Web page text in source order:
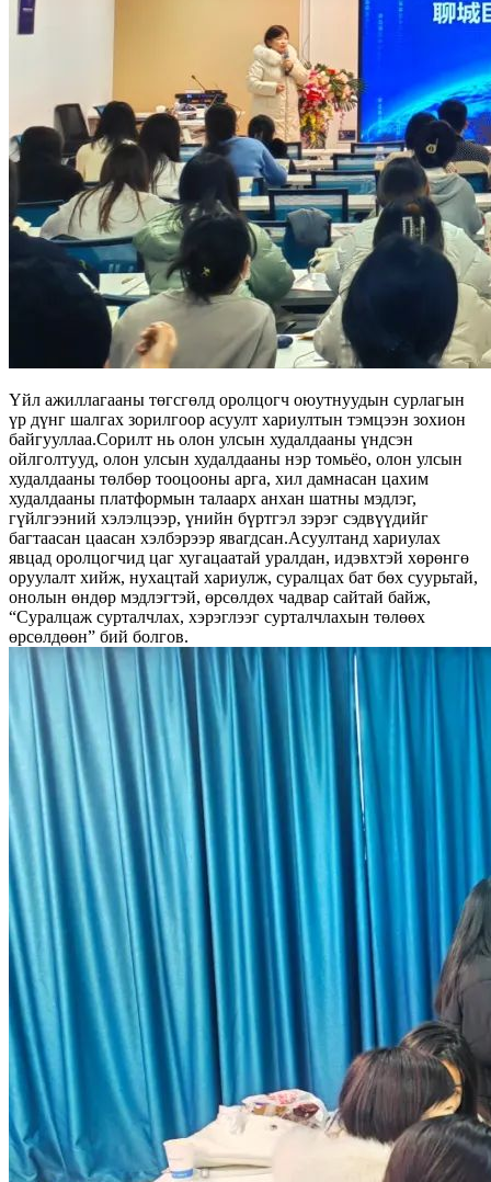
Үйл ажиллагааны төгсгөлд оролцогч оюутнуудын сурлагын
үр дүнг шалгах зорилгоор асуулт хариултын тэмцээн зохион
байгууллаа.Сорилт нь олон улсын худалдааны үндсэн
ойлголтууд, олон улсын худалдааны нэр томьёо, олон улсын
худалдааны төлбөр тооцооны арга, хил дамнасан цахим
худалдааны платформын талаарх анхан шатны мэдлэг,
гүйлгээний хэлэлцээр, үнийн бүртгэл зэрэг сэдвүүдийг
багтаасан цаасан хэлбэрээр явагдсан.Асуултанд хариулах
явцад оролцогчид цаг хугацаатай уралдан, идэвхтэй хөрөнгө
оруулалт хийж, нухацтай хариулж, суралцах бат бөх суурьтай,
онолын өндөр мэдлэгтэй, өрсөлдөх чадвар сайтай байж,
“Суралцаж сурталчлах, хэрэглээг сурталчлахын төлөөх
өрсөлдөөн” бий болгов.